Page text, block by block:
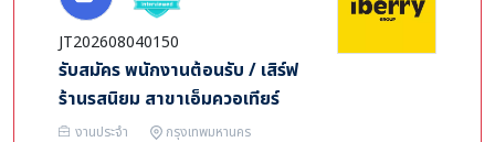
JT202608040150
รับสมัคร พนักงานต้อนรับ / เสิร์ฟ
ร้านรสนิยม สาขาเอ็มควอเทียร์
งานประจำ กรุงเทพมหานคร